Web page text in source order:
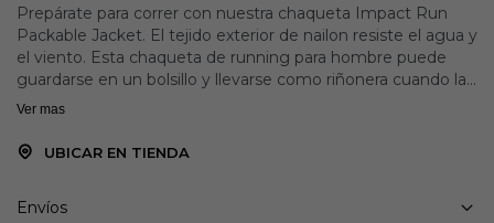
Prepárate para correr con nuestra chaqueta Impact Run
Packable Jacket. El tejido exterior de nailon resiste el agua y
el viento. Esta chaqueta de running para hombre puede
guardarse en un bolsillo y llevarse como riñonera cuando la
temperatura sube. Con la marca y acabados reflectantes
Ajuste holgado diseñado para cubrir desde el pecho, la
Ver mas
UBICAR EN TIENDA
Envíos